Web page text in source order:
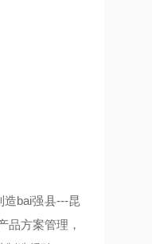
造bai强县---昆
品方案管理，